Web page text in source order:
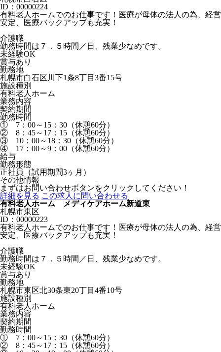
ID：00000224
有料老人ホームでのお仕事です！医療が母体の法人の為、経営
安定、医療バックアップも充実！
介護職
勤務時間は７．５時間／日、残業少なめです。
未経験OK
賞与あり
勤務地
札幌市白石区川下1条8丁目3番15号
施設種別
有料老人ホーム
業務内容
契約期間
勤務時間
① 7：00～15：30（休憩60分）
② 8：45～17：15（休憩60分）
③ 10：00～18：30（休憩60分）
④ 17：00～9：00（休憩60分）
給与
勤務形態
正社員（試用期間3ヶ月）
その他情報
まずはお問い合わせボタンをクリックしてください！
詳細を見る この求人に問い合わせる
有料老人ホーム メディケアホーム新道東
札幌市東区
ID：00000223
有料老人ホームでのお仕事です！医療が母体の法人の為、経営
安定、医療バックアップも充実！
介護職
勤務時間は７．５時間／日、残業少なめです。
未経験OK
賞与あり
勤務地
札幌市東区北30条東20丁目4番10号
施設種別
有料老人ホーム
業務内容
契約期間
勤務時間
① 7：00～15：30（休憩60分）
② 8：45～17：15（休憩60分）